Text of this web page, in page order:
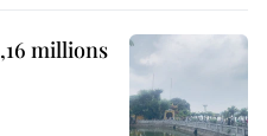
millions